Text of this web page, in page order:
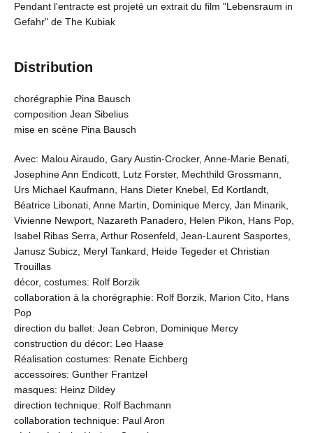
Pendant l'entracte est projeté un extrait du film "Lebensraum in
Gefahr" de The Kubiak
Distribution
chorégraphie Pina Bausch
composition Jean Sibelius
mise en scène Pina Bausch
Avec: Malou Airaudo, Gary Austin-Crocker, Anne-Marie Benati,
Josephine Ann Endicott, Lutz Forster, Mechthild Grossmann,
Urs Michael Kaufmann, Hans Dieter Knebel, Ed Kortlandt,
Béatrice Libonati, Anne Martin, Dominique Mercy, Jan Minarik,
Vivienne Newport, Nazareth Panadero, Helen Pikon, Hans Pop,
Isabel Ribas Serra, Arthur Rosenfeld, Jean-Laurent Sasportes,
Janusz Subicz, Meryl Tankard, Heide Tegeder et Christian
Trouillas
décor, costumes: Rolf Borzik
collaboration à la chorégraphie: Rolf Borzik, Marion Cito, Hans
Pop
direction du ballet: Jean Cebron, Dominique Mercy
construction du décor: Leo Haase
Réalisation costumes: Renate Eichberg
accessoires: Gunther Frantzel
masques: Heinz Dildey
direction technique: Rolf Bachmann
collaboration technique: Paul Aron